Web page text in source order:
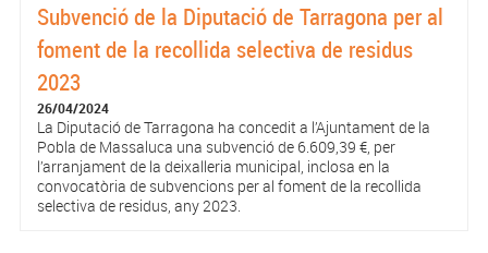
Subvenció de la Diputació de Tarragona per al
foment de la recollida selectiva de residus
2023
26/04/2024
La Diputació de Tarragona ha concedit a l’Ajuntament de la
Pobla de Massaluca una subvenció de 6.609,39 €, per
l’arranjament de la deixalleria municipal, inclosa en la
convocatòria de subvencions per al foment de la recollida
selectiva de residus, any 2023.